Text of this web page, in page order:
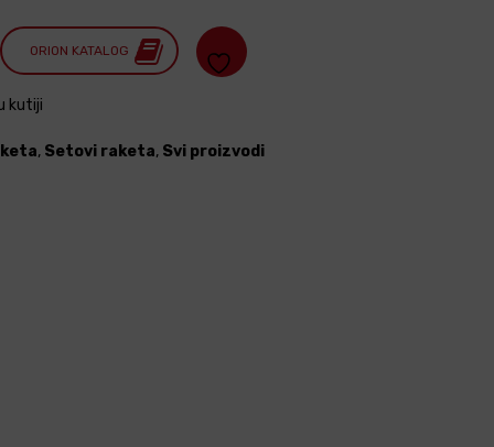
ORION KATALOG
kutiji
, Setovi raketa, Svi proizvodi